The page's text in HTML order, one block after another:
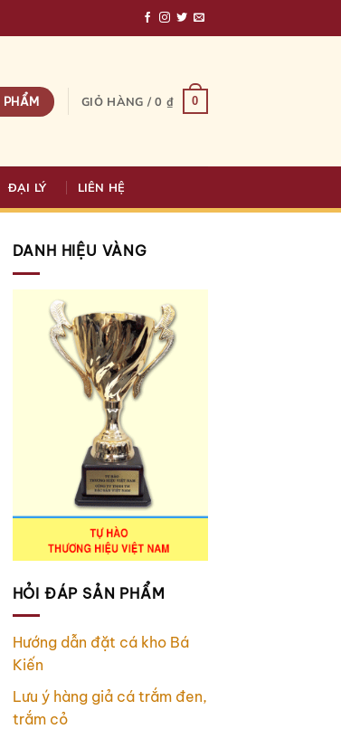
PHẨM GIỎ HÀNG /0 ₫ 0
ĐẠI LÝ LIÊN HỆ
DANH HIỆU VÀNG
HỎI ĐÁP SẢN PHẨM
Hướng dẫn đặt cá kho Bá
Kiến
Lưu ý hàng giả cá trắm đen,
trắm cỏ